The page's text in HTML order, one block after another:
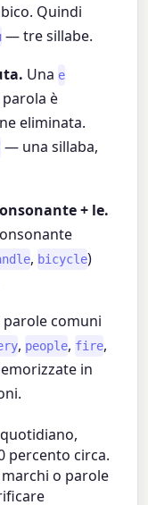
Quindi
— tre sillabe.
Una e
è
eliminata.
— una sillaba,
+ le.
, bicycle)
parole comuni
, people, fire,
in
percento circa.
o parole